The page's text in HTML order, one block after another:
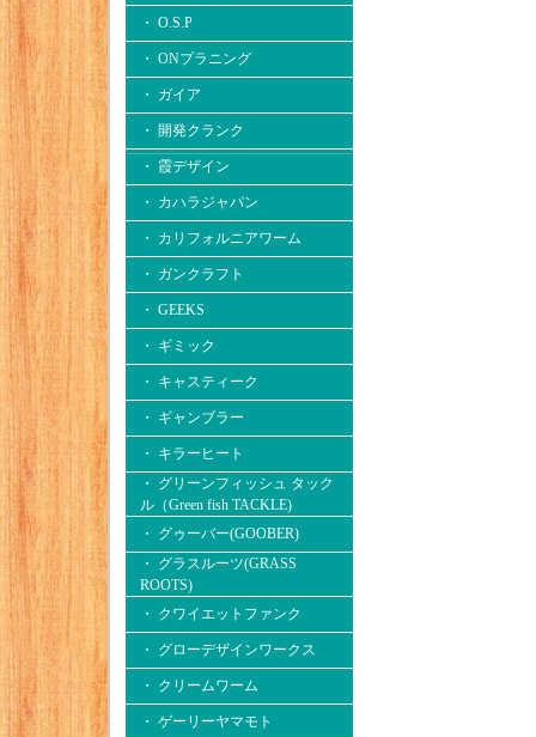
・ O.S.P
・ ONプラニング
・ ガイア
・ 開発クランク
・ 霞デザイン
・ カハラジャパン
・ カリフォルニアワーム
・ ガンクラフト
・ GEEKS
・ ギミック
・ キャスティーク
・ ギャンブラー
・ キラーヒート
・ グリーンフィッシュ タック
ル（Green fish TACKLE)
・ グゥーバー(GOOBER)
・ グラスルーツ(GRASS
ROOTS)
・ クワイエットファンク
・ グローデザインワークス
・ クリームワーム
・ ゲーリーヤマモト